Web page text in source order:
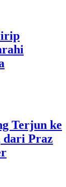
Terjun ke
dari Praz